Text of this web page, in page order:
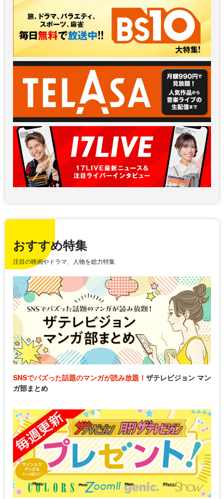
おすすめ特集
注目の映画やドラマ、人物を総力特集
SNSでバズった話題のマンガが読み放題！ ザテレビジョン マン
ガ部まとめ